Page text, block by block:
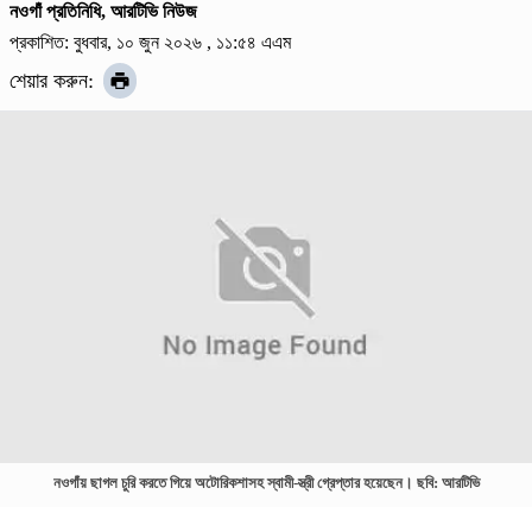
নওগাঁ প্রতিনিধি, আরটিভি নিউজ
প্রকাশিত: বুধবার, ১০ জুন ২০২৬ , ১১:৫৪ এএম
শেয়ার করুন:
নওগাঁয় ছাগল চুরি করতে গিয়ে অটোরিকশাসহ স্বামী-স্ত্রী গ্রেপ্তার হয়েছেন। ছবি: আরটিভি